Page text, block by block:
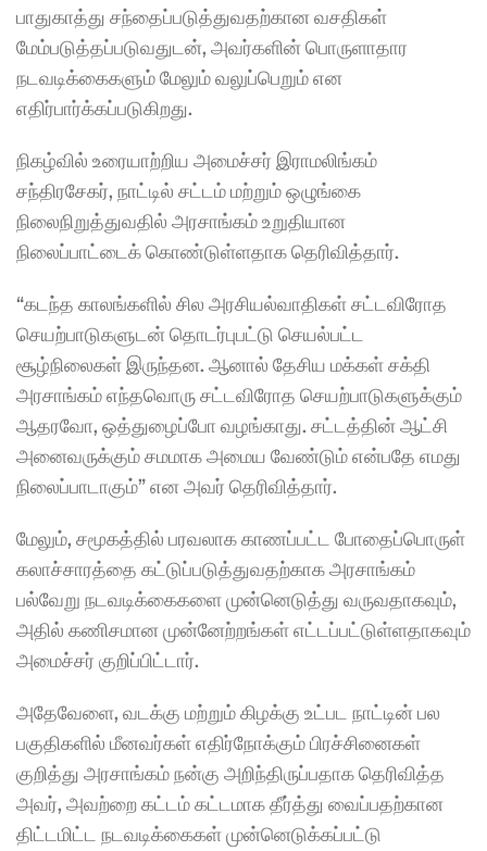
பாதுகாத்து சந்தைப்படுத்துவதற்கான வசதிகள்
மேம்படுத்தப்படுவதுடன், அவர்களின் பொருளாதார
நடவடிக்கைகளும் மேலும் வலுப்பெறும் என
எதிர்பார்க்கப்படுகிறது.
நிகழ்வில் உரையாற்றிய அமைச்சர் இராமலிங்கம்
சந்திரசேகர், நாட்டில் சட்டம் மற்றும் ஒழுங்கை
நிலைநிறுத்துவதில் அரசாங்கம் உறுதியான
நிலைப்பாட்டைக் கொண்டுள்ளதாக தெரிவித்தார்.
“கடந்த காலங்களில் சில அரசியல்வாதிகள் சட்டவிரோத
செயற்பாடுகளுடன் தொடர்புபட்டு செயல்பட்ட
சூழ்நிலைகள் இருந்தன. ஆனால் தேசிய மக்கள் சக்தி
அரசாங்கம் எந்தவொரு சட்டவிரோத செயற்பாடுகளுக்கும்
ஆதரவோ, ஒத்துழைப்போ வழங்காது. சட்டத்தின் ஆட்சி
அனைவருக்கும் சமமாக அமைய வேண்டும் என்பதே எமது
நிலைப்பாடாகும்” என அவர் தெரிவித்தார்.
மேலும், சமூகத்தில் பரவலாக காணப்பட்ட போதைப்பொருள்
கலாச்சாரத்தை கட்டுப்படுத்துவதற்காக அரசாங்கம்
பல்வேறு நடவடிக்கைகளை முன்னெடுத்து வருவதாகவும்,
அதில் கணிசமான முன்னேற்றங்கள் எட்டப்பட்டுள்ளதாகவும்
அமைச்சர் குறிப்பிட்டார்.
அதேவேளை, வடக்கு மற்றும் கிழக்கு உட்பட நாட்டின் பல
பகுதிகளில் மீனவர்கள் எதிர்நோக்கும் பிரச்சினைகள்
குறித்து அரசாங்கம் நன்கு அறிந்திருப்பதாக தெரிவித்த
அவர், அவற்றை கட்டம் கட்டமாக தீர்த்து வைப்பதற்கான
திட்டமிட்ட நடவடிக்கைகள் முன்னெடுக்கப்பட்டு